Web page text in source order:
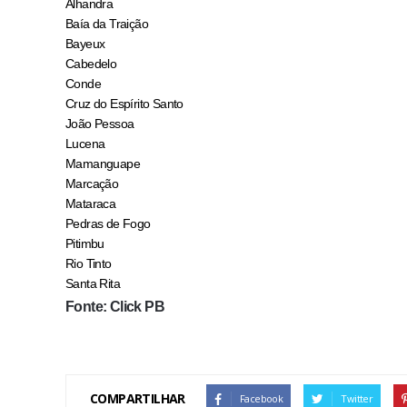
Alhandra
Baía da Traição
Bayeux
Cabedelo
Conde
Cruz do Espírito Santo
João Pessoa
Lucena
Mamanguape
Marcação
Mataraca
Pedras de Fogo
Pitimbu
Rio Tinto
Santa Rita
Fonte: Click PB
COMPARTILHAR Facebook Twitter